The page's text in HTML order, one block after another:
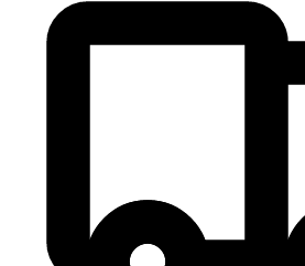
Knald - eller fald!
9788755718593
Forlag: